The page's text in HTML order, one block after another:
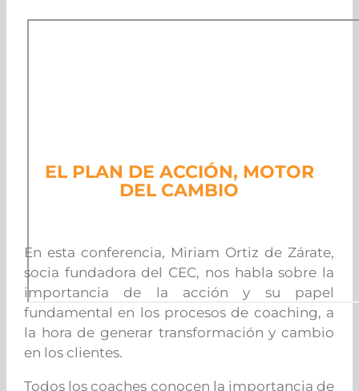
EL PLAN DE ACCIÓN, MOTOR
DEL CAMBIO
En esta conferencia, Miriam Ortiz de Zárate,
socia fundadora del CEC, nos habla sobre la
importancia de la acción y su papel
fundamental en los procesos de coaching, a
la hora de generar transformación y cambio
en los clientes.
Todos los coaches conocen la importancia de